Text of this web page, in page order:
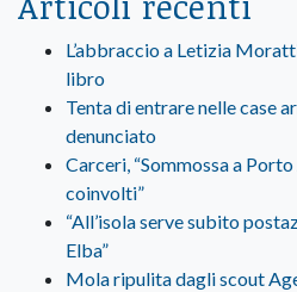
L’abbraccio a Letizia
libro
Tenta di entrare nelle case
denunciato
Carceri, “Sommossa a
coinvolti”
“All’isola serve subito
Elba”
Mola ripulita dagli scout